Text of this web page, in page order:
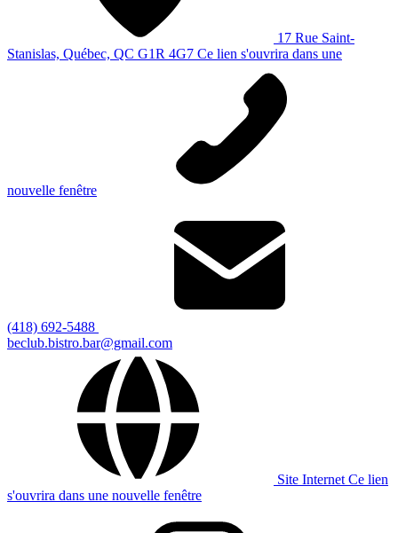
17 Rue Saint-
Stanislas, Québec, QC G1R 4G7 Ce lien s'ouvrira dans une
nouvelle fenêtre
(418) 692-5488
beclub.bistro.bar@gmail.com
Site Internet Ce lien
s'ouvrira dans une nouvelle fenêtre